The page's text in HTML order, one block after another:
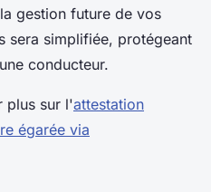
gestion future de vos
sera simplifiée, protégeant
conducteur.
plus sur l'attestation
égarée via